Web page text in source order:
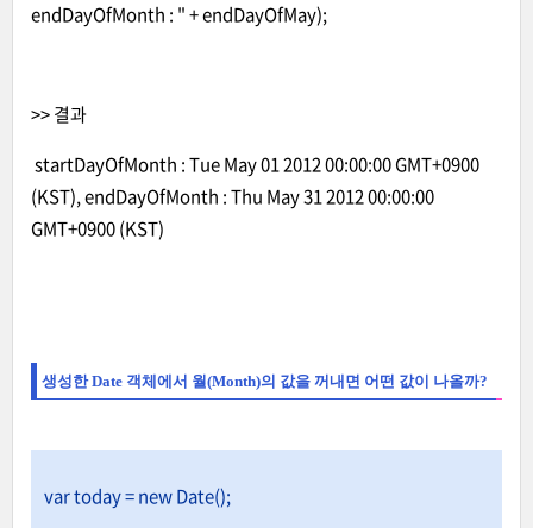
endDayOfMonth : " + endDayOfMay);
>> 결과
startDayOfMonth : Tue May 01 2012 00:00:00 GMT+0900
(KST), endDayOfMonth : Thu May 31 2012 00:00:00
GMT+0900 (KST)
생성한 Date 객체에서 월(Month)의 값을 꺼내면 어떤 값이 나올까?
var today = new Date();